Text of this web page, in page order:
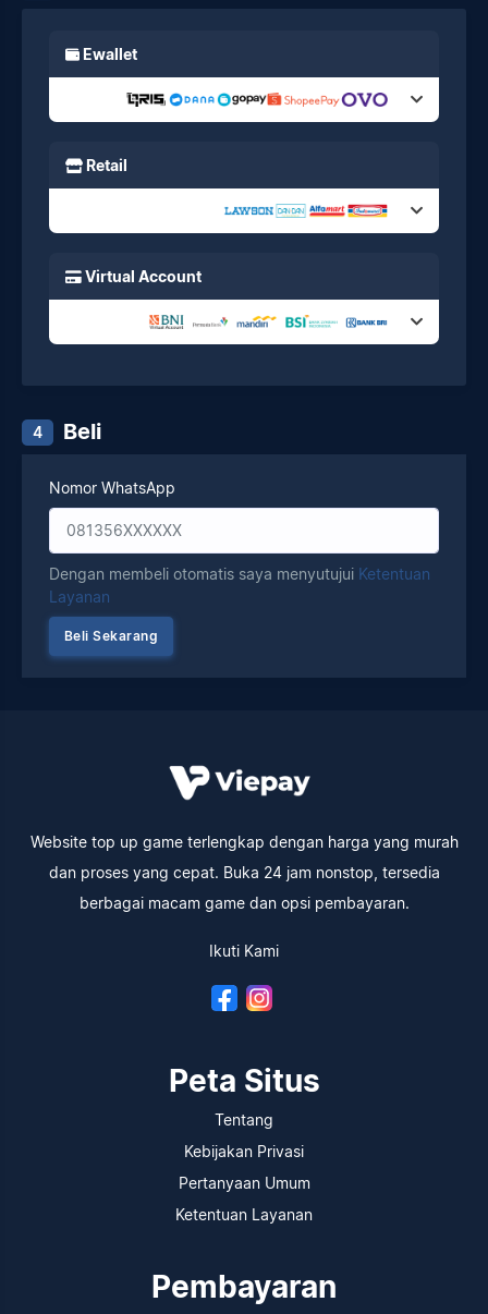
Ewallet
Retail
Virtual Account
4 Beli
Nomor WhatsApp
Dengan membeli otomatis saya menyutujui Ketentuan
Layanan
Website top up game terlengkap dengan harga yang murah
dan proses yang cepat. Buka 24 jam nonstop, tersedia
berbagai macam game dan opsi pembayaran.
Ikuti Kami
Peta Situs
Tentang
Kebijakan Privasi
Pertanyaan Umum
Ketentuan Layanan
Pembayaran